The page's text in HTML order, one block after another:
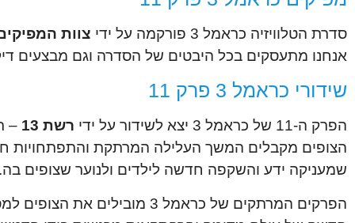
סדרת הטלוויזיה כראמל 3 פורקמה על ידי צוות
אנחנו מתעסקים בכל היבטים של הסדרה וגם מבצעים
שידורי כראמל 3 פרק 11
הפרק ה-11 של כראמל 3 יצא לשידור על ידי רשת 13
הצופים מקבלים המשך העלילה המרתקת והתפתחויות
שמעניקה ידע והשקפה חדשה לילדים ולנוער שצופים בה.
הפרקים המרתקים של כראמל 3